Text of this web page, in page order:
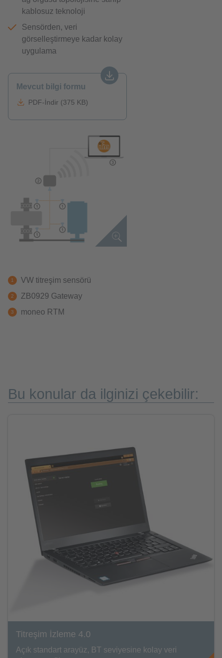
kablosuz teknoloji
Sensörden, veri
görselleştirmeye kadar kolay
uygulama
Mevcut bilgi formu
PDF-İndir (375 KB)
VW titreşim sensörü
ZB0929 Gateway
moneo RTM
Bu konular da ilginizi çekebilir:
Titreşim İzleme 4.0
Açık standart arayüz, BT seviyesine kolay veri